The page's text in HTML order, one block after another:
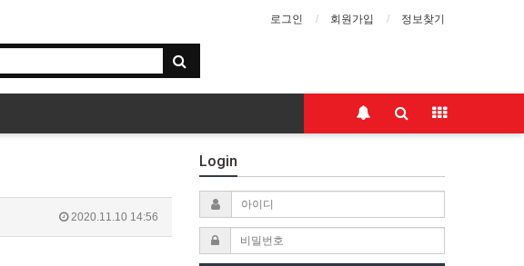
로그인 회원가입 정보찾기
2020.11.10 14:56
Login